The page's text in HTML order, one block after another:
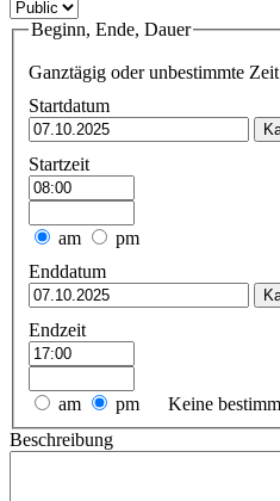
Beginn, Ende, Dauer
Ganztägig oder unbestimmte Zeit
Startdatum
Startzeit
am
pm
Enddatum
Endzeit
am pm
Keine
Beschreibung